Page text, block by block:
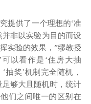
提供了一个理想的‘准
非以实验为目的而设
实验的效果，”缪教授
以看作是‘住房大抽
抽奖’机制完全随机，
足够大且随机时，统计
们之间唯一的区别在